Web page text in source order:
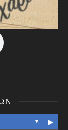
▼ ►